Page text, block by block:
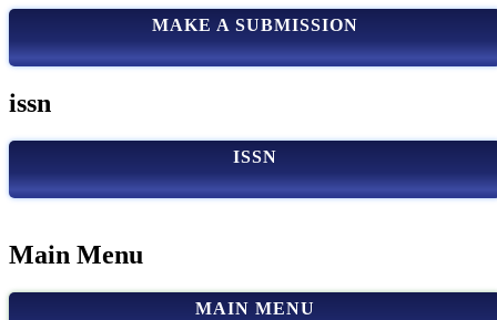
MAKE A SUBMISSION
issn
ISSN
Main Menu
MAIN MENU